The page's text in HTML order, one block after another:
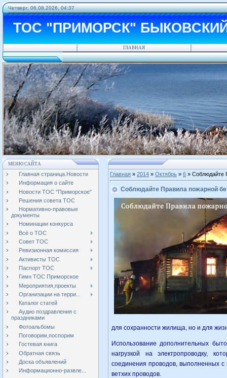
Четверг, 06.08.2026, 04:37
ТОС "ПРИМОРСК"
ГЛАВНАЯ
МЕНЮ САЙТА
Главная страница.Новости
Информация о сайте
Новости ТОС "Приморское"
Решения совета ТОС
Нормативно-правовые
документы
Номинации конкурса
Всё о ТОС
Совет ТОС
Ревизионная комиссия
Активисты ТОС
Паспорт ТОС
Гимн ТОС Приморское
Мероприятия,проекты
Организации на терри...
Каталог статей
Аудио поздравления с
праздниками
Фотоальбомы
Поговорим,поспорим
Гостевая книга
Обратная связь
Доска объявлений
Информационно-развле...
Главная » 2014 » Октябрь » 6 » Соблюдайте
Соблюдайте Правила пожарной
для сохранности жилища, но и для
Использование дополнительных
нагрузкой на электропроводку,
соединения проводов, выполненных
ветхих проводов.